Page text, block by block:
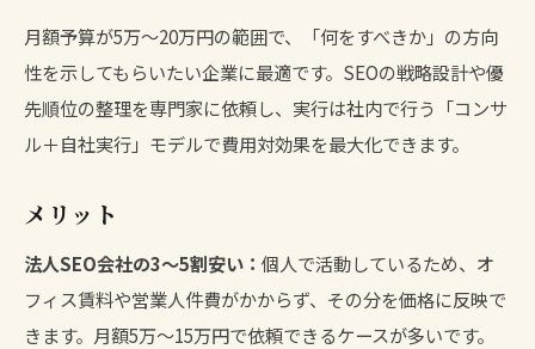
月額予算が5万〜20万円の範囲で、「何をすべきか」の方向
性を示してもらいたい企業に最適です。SEOの戦略設計や優
先順位の整理を専門家に依頼し、実行は社内で行う「コンサ
ル＋自社実行」モデルで費用対効果を最大化できます。
メリット
法人SEO会社の3〜5割安い： 個人で活動しているため、オ
フィス賃料や営業人件費がかからず、その分を価格に反映で
きます。月額5万〜15万円で依頼できるケースが多いです。